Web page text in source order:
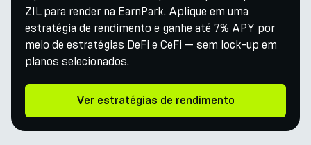
ZIL para render na EarnPark. Aplique em uma
estratégia de rendimento e ganhe até 7% APY por
meio de estratégias DeFi e CeFi — sem lock-up em
planos selecionados.
Ver estratégias de rendimento